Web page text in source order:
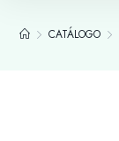
CATÁLOGO